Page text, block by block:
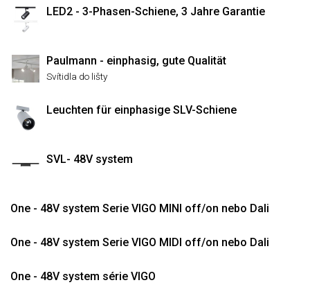
LED2 - 3-Phasen-Schiene, 3 Jahre Garantie
Paulmann - einphasig, gute Qualität
Svítidla do lišty
Leuchten für einphasige SLV-Schiene
SVL- 48V system
One - 48V system Serie VIGO MINI off/on nebo Dali
One - 48V system Serie VIGO MIDI off/on nebo Dali
One - 48V system série VIGO